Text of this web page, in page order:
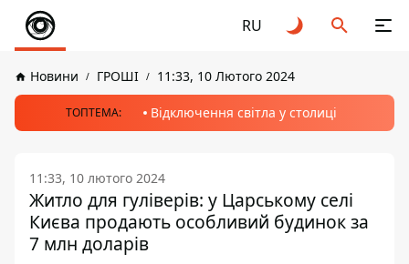
RU
Новини ГРОШІ 11:33, 10 Лютого 2024
ТОПТЕМА: Відключення світла у столиці
11:33, 10 лютого 2024
Житло для гуліверів: у Царському селі
Києва продають особливий будинок за
7 млн доларів